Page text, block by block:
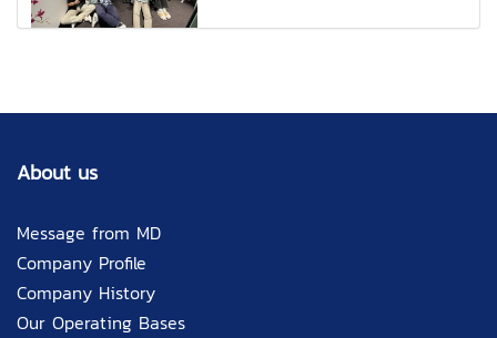
About us
Message from MD
Company Profile
Company History
Our Operating Bases